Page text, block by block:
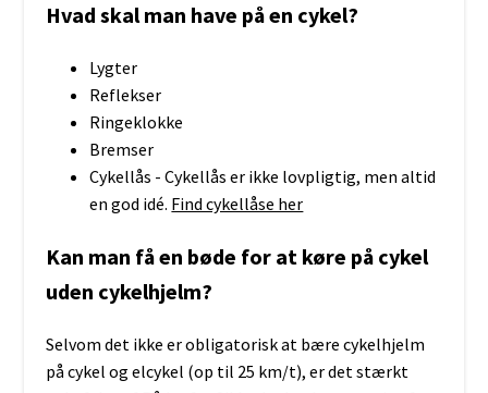
Hvad skal man have på en cykel?
Lygter
Reflekser
Ringeklokke
Bremser
Cykellås - Cykellås er ikke lovpligtig, men altid
en god idé. Find cykellåse her
Kan man få en bøde for at køre på cykel
uden cykelhjelm?
Selvom det ikke er obligatorisk at bære cykelhjelm
på cykel og elcykel (op til 25 km/t), er det stærkt